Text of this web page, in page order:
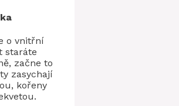
o vnitřní
staráte
začne to
zasychají
kořeny